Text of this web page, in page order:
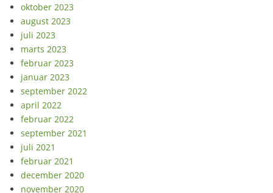
oktober 2023
august 2023
juli 2023
marts 2023
februar 2023
januar 2023
september 2022
april 2022
februar 2022
september 2021
juli 2021
februar 2021
december 2020
november 2020